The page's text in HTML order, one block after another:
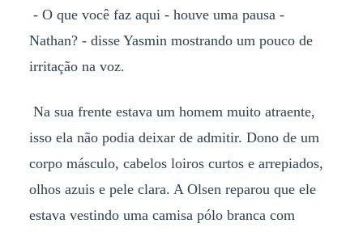
- O que você faz aqui - houve uma pausa -
Nathan? - disse Yasmin mostrando um pouco de
irritação na voz.
Na sua frente estava um homem muito atraente,
isso ela não podia deixar de admitir. Dono de um
corpo másculo, cabelos loiros curtos e arrepiados,
olhos azuis e pele clara. A Olsen reparou que ele
estava vestindo uma camisa pólo branca com